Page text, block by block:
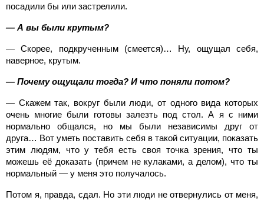
посадили бы или застрелили.
— А вы были крутым?
— Скорее, подкрученным (смеется)… Ну, ощущал себя,
наверное, крутым.
— Почему ощущали тогда? И что поняли потом?
— Скажем так, вокруг были люди, от одного вида которых
очень многие были готовы залезть под стол. А я с ними
нормально общался, но мы были независимы друг от
друга… Вот уметь поставить себя в такой ситуации, показать
этим людям, что у тебя есть своя точка зрения, что ты
можешь её доказать (причем не кулаками, а делом), что ты
нормальный — у меня это получалось.
Потом я, правда, сдал. Но эти люди не отвернулись от меня,